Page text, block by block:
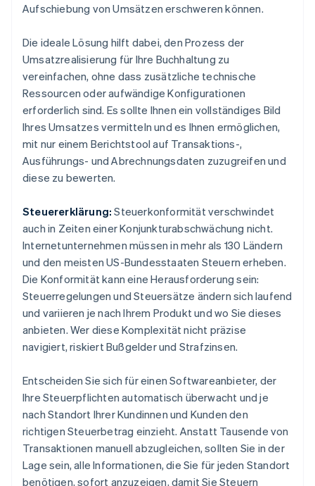
Aufschiebung von Umsätzen erschweren können.
Die ideale Lösung hilft dabei, den Prozess der
Umsatzrealisierung für Ihre Buchhaltung zu
vereinfachen, ohne dass zusätzliche technische
Ressourcen oder aufwändige Konfigurationen
erforderlich sind. Es sollte Ihnen ein vollständiges Bild
Ihres Umsatzes vermitteln und es Ihnen ermöglichen,
mit nur einem Berichtstool auf Transaktions-,
Ausführungs- und Abrechnungsdaten zuzugreifen und
diese zu bewerten.
Steuererklärung: Steuerkonformität verschwindet
auch in Zeiten einer Konjunkturabschwächung nicht.
Internetunternehmen müssen in mehr als 130 Ländern
und den meisten US-Bundesstaaten Steuern erheben.
Die Konformität kann eine Herausforderung sein:
Steuerregelungen und Steuersätze ändern sich laufend
und variieren je nach Ihrem Produkt und wo Sie dieses
anbieten. Wer diese Komplexität nicht präzise
navigiert, riskiert Bußgelder und Strafzinsen.
Entscheiden Sie sich für einen Softwareanbieter, der
Ihre Steuerpflichten automatisch überwacht und je
nach Standort Ihrer Kundinnen und Kunden den
richtigen Steuerbetrag einzieht. Anstatt Tausende von
Transaktionen manuell abzugleichen, sollten Sie in der
Lage sein, alle Informationen, die Sie für jeden Standort
benötigen, sofort anzuzeigen, damit Sie Steuern